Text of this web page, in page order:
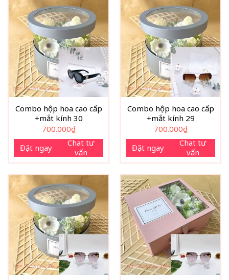
Combo hộp hoa cao cấp
+mắt kính 30
700.000₫
Đặt ngay
Chat tư
vấn
Combo hộp hoa cao cấp
+mắt kính 29
700.000₫
Đặt ngay
Chat tư
vấn